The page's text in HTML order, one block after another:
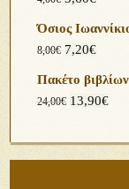
Όσιος
8,00€ 7,20€
Πακέτο
24,00€ 13,90€